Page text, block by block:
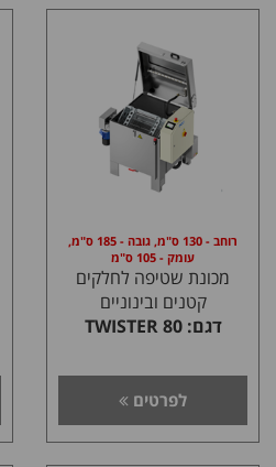
רוחב - 130 ס"מ, גובה - 185 ס"מ,
עומק - 105 ס"מ
מכונת שטיפה לחלקים
קטנים ובינוניים
דגם: TWISTER 80
לפרטים